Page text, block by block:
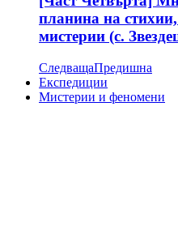
планина на
мистерии (с.
СледващаПредишна
Експедиции
Мистерии и феномени